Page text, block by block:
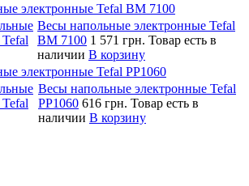
электронные Tefal BM 7100
Весы напольные электронные Tefal
BM 7100 1 571 грн. Товар есть в
наличии В корзину
электронные Tefal PP1060
Весы напольные электронные Tefal
PP1060 616 грн. Товар есть в
наличии В корзину